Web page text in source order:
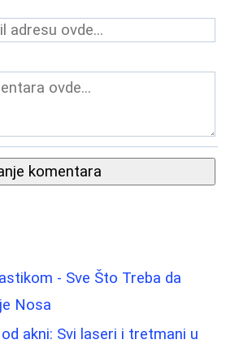
komentara
- Sve Što Treba da
Nosa
akni: Svi laseri i tretmani u